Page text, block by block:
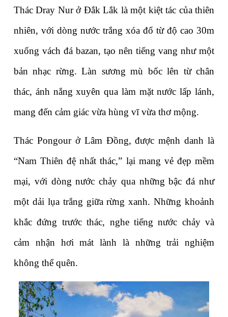
Thác Dray Nur ở Đắk Lắk là một kiệt tác của thiên
nhiên, với dòng nước trắng xóa đổ từ độ cao 30m
xuống vách đá bazan, tạo nên tiếng vang như một
bản nhạc rừng. Làn sương mù bốc lên từ chân
thác, ánh nắng xuyên qua làm mặt nước lấp lánh,
mang đến cảm giác vừa hùng vĩ vừa thơ mộng.
Thác Pongour ở Lâm Đồng, được mệnh danh là
“Nam Thiên đệ nhất thác,” lại mang vẻ đẹp mềm
mại, với dòng nước chảy qua những bậc đá như
một dải lụa trắng giữa rừng xanh. Những khoảnh
khắc đứng trước thác, nghe tiếng nước chảy và
cảm nhận hơi mát lành là những trải nghiệm
không thể quên.